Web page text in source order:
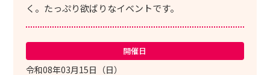
く。たっぷり欲ばりなイベントです。
開催日
令和08年03月15日（日）